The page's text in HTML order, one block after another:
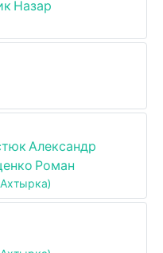
Назар
Александр
Роман